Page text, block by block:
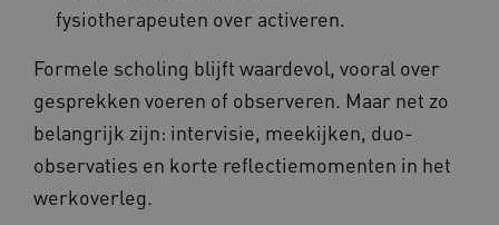
fysiotherapeuten over activeren.
Formele scholing blijft waardevol, vooral over
gesprekken voeren of observeren. Maar net zo
belangrijk zijn: intervisie, meekijken, duo-
observaties en korte reflectiemomenten in het
werkoverleg.
__Secure-ROLLOUT_TOKEN .youtube.com
ARRAffinity
Microsoft Corporation
.waardigheidentrots.nl
Google Privacy Policy